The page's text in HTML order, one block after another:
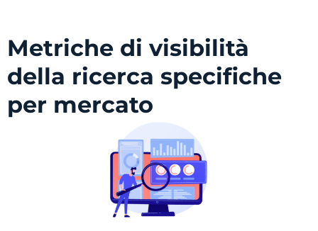
Metriche di visibilità
della ricerca specifiche
per mercato